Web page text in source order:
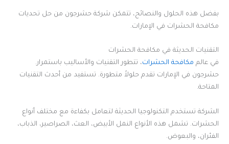
بفضل هذه الحلول والنصائح، تتمكن شركة حشرجون من حل تحديات
مكافحة الحشرات في الإمارات.
التقنيات الحديثة في مكافحة الحشرات
في عالم مكافحة الحشرات، تتطور التقنيات والأساليب باستمرار.
حشرجون في الإمارات تقدم حلولاً متطورة. تستفيد من أحدث التقنيات
المتاحة.
الشركة تستخدم التكنولوجيا الحديثة لتعامل بكفاءة مع مختلف أنواع
الحشرات. تشمل هذه الأنواع النمل الأبيض، العث، الصراصير، الذباب،
الفئران، والبعوض.